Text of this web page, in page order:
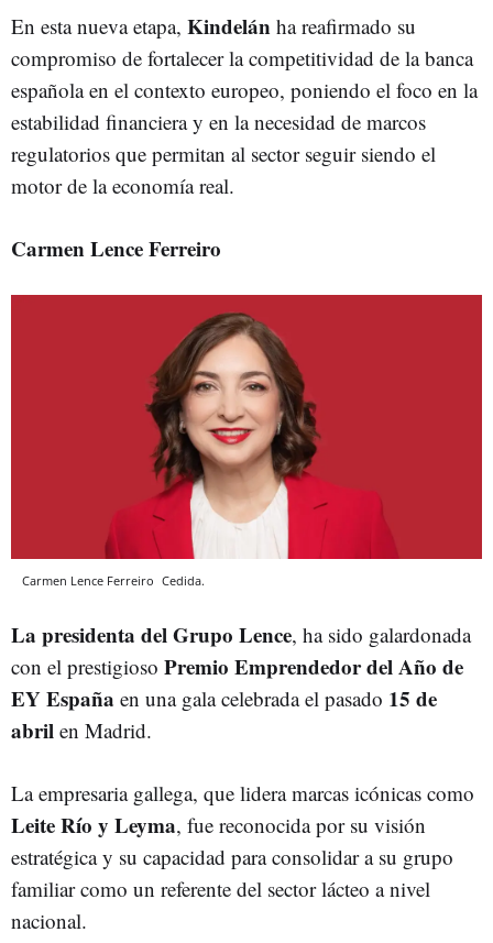
En esta nueva etapa, Kindelán ha reafirmado su
compromiso de fortalecer la competitividad de la banca
española en el contexto europeo, poniendo el foco en la
estabilidad financiera y en la necesidad de marcos
regulatorios que permitan al sector seguir siendo el
motor de la economía real.
Carmen Lence Ferreiro
Carmen Lence Ferreiro Cedida.
La presidenta del Grupo Lence, ha sido galardonada
con el prestigioso Premio Emprendedor del Año de
EY España en una gala celebrada el pasado 15 de
abril en Madrid.
La empresaria gallega, que lidera marcas icónicas como
Leite Río y Leyma, fue reconocida por su visión
estratégica y su capacidad para consolidar a su grupo
familiar como un referente del sector lácteo a nivel
nacional.